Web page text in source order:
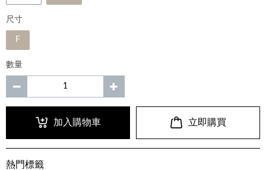
尺寸
F
數量
加入購物車 立即購買
熱門標籤